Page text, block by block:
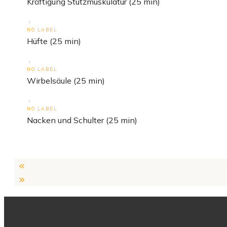
NO LABEL
Hüfte (25 min)
NO LABEL
Wirbelsäule (25 min)
NO LABEL
Nacken und Schulter (25 min)